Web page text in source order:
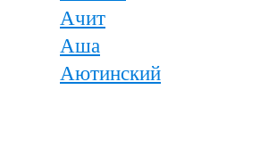
Ачит
Аша
Аютинский